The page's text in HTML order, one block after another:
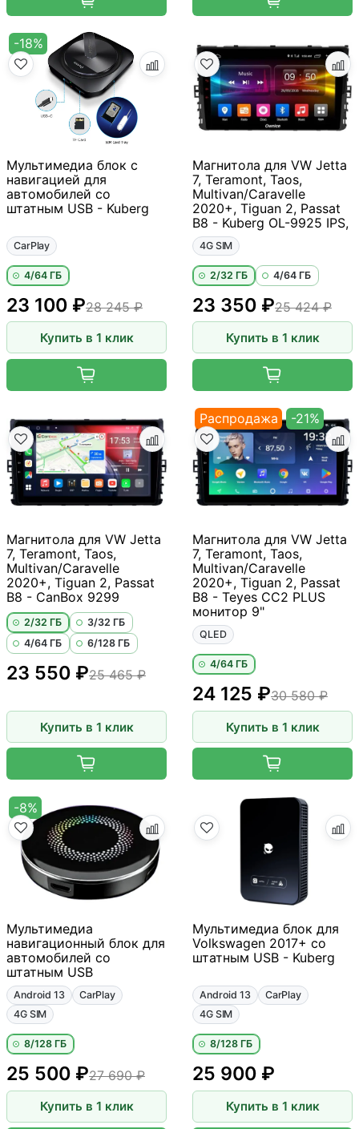
-18%
Мультимедиа блок с
навигацией для
автомобилей со
штатным USB - Kuberg
CarPlay
4/64 ГБ
28 245 ₽
23 100 ₽
Купить в 1 клик
Магнитола для VW Jetta
7, Teramont, Taos,
Multivan/Caravelle
2020+, Tiguan 2, Passat
B8 - Kuberg OL-9925 IPS,
4G SIM
2/32 ГБ 4/64 ГБ
23 350 ₽25 424 ₽
Купить в 1 клик
Магнитола для VW Jetta
7, Teramont, Taos,
Multivan/Caravelle
2020+, Tiguan 2, Passat
B8 - CanBox 9299
2/32 ГБ
3/32 ГБ
4/64 ГБ
6/128 ГБ
23 550 ₽25 465 ₽
Купить в 1 клик
Распродажа -21%
Магнитола для VW Jetta
7, Teramont, Taos,
Multivan/Caravelle
2020+, Tiguan 2, Passat
B8 - Teyes CC2 PLUS
монитор 9"
QLED
4/64 ГБ
30 580 ₽
24 125 ₽
Купить в 1 клик
-8%
Мультимедиа
навигационный блок для
автомобилей со
штатным USB
Android 13
CarPlay
4G SIM
8/128 ГБ
27 690 ₽
25 500 ₽
Купить в 1 клик
Мультимедиа блок для
Volkswagen 2017+ со
штатным USB - Kuberg
Android 13
CarPlay
4G SIM
8/128 ГБ
25 900 ₽
Купить в 1 клик